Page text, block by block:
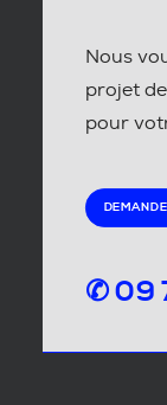
Nous
projet
pour
✆ 09